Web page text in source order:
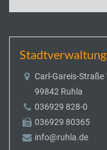
Carl-Gareis-Straße
99842 Ruhla
036929 828-0
036929 80365
info@ruhla.de